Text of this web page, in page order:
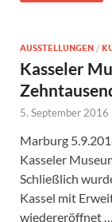
AUSSTELLUNGEN /
Kasseler
5. September 2016
Marburg
Kasseler
Schließlich
Kassel mit
wiedereröffnet …